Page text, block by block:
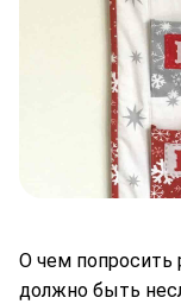
О чем попросить
должно быть